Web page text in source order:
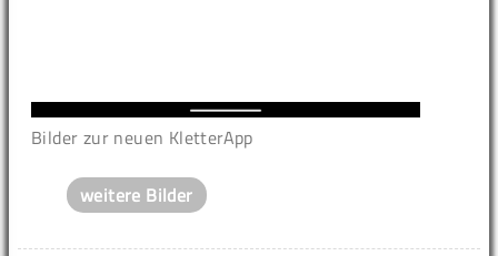
Bilder zur neuen KletterApp
weitere Bilder